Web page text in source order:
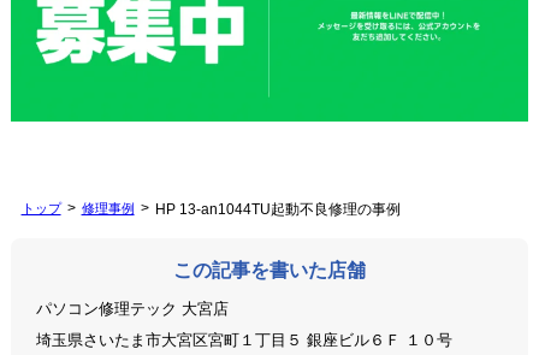
トップ 修理事例 HP 13-an1044TU起動不良修理の事例
この記事を書いた店舗
パソコン修理テック 大宮店
埼玉県さいたま市大宮区宮町１丁目５ 銀座ビル６Ｆ １０号